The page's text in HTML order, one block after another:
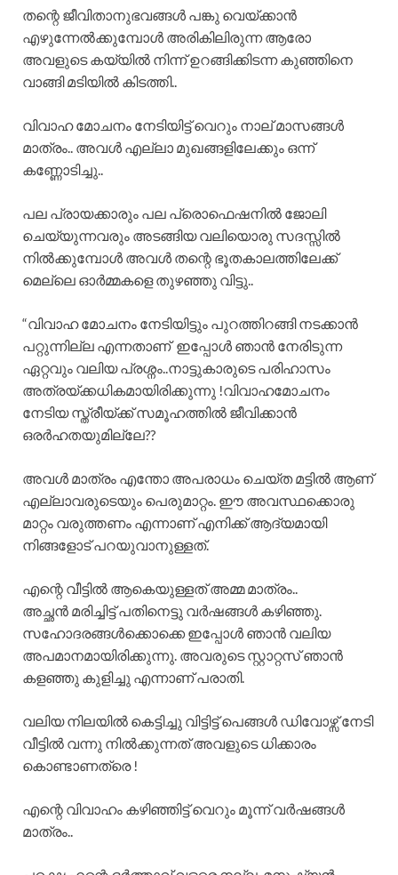
തന്റെ ജീവിതാനുഭവങ്ങൾ പങ്കു വെയ്ക്കാൻ
എഴുന്നേൽക്കുമ്പോൾ അരികിലിരുന്ന ആരോ
അവളുടെ കയ്യിൽ നിന്ന് ഉറങ്ങിക്കിടന്ന കുഞ്ഞിനെ
വാങ്ങി മടിയിൽ കിടത്തി..
വിവാഹ മോചനം നേടിയിട്ട് വെറും നാല് മാസങ്ങൾ
മാത്രം.. അവൾ എല്ലാ മുഖങ്ങളിലേക്കും ഒന്ന്
കണ്ണോടിച്ചു..
പല പ്രായക്കാരും പല പ്രൊഫെഷനിൽ ജോലി
ചെയ്യുന്നവരും അടങ്ങിയ വലിയൊരു സദസ്സിൽ
നിൽക്കുമ്പോൾ അവൾ തന്റെ ഭൂതകാലത്തിലേക്ക്
മെല്ലെ ഓർമ്മകളെ തുഴഞ്ഞു വിട്ടു..
“വിവാഹ മോചനം നേടിയിട്ടും പുറത്തിറങ്ങി നടക്കാൻ
പറ്റുന്നില്ല എന്നതാണ് ഇപ്പോൾ ഞാൻ നേരിടുന്ന
ഏറ്റവും വലിയ പ്രശ്നം..നാട്ടുകാരുടെ പരിഹാസം
അത്രയ്ക്കധികമായിരിക്കുന്നു !വിവാഹമോചനം
നേടിയ സ്ത്രീയ്ക്ക് സമൂഹത്തിൽ ജീവിക്കാൻ
ഒരർഹതയുമില്ലേ??
അവൾ മാത്രം എന്തോ അപരാധം ചെയ്ത മട്ടിൽ ആണ്
എല്ലാവരുടെയും പെരുമാറ്റം. ഈ അവസ്ഥക്കൊരു
മാറ്റം വരുത്തണം എന്നാണ് എനിക്ക് ആദ്യമായി
നിങ്ങളോട് പറയുവാനുള്ളത്.
എന്റെ വീട്ടിൽ ആകെയുള്ളത് അമ്മ മാത്രം..
അച്ഛൻ മരിച്ചിട്ട് പതിനെട്ടു വർഷങ്ങൾ കഴിഞ്ഞു.
സഹോദരങ്ങൾക്കൊക്കെ ഇപ്പോൾ ഞാൻ വലിയ
അപമാനമായിരിക്കുന്നു. അവരുടെ സ്റ്റാറ്റസ് ഞാൻ
കളഞ്ഞു കുളിച്ചു എന്നാണ് പരാതി.
വലിയ നിലയിൽ കെട്ടിച്ചു വിട്ടിട്ട് പെങ്ങൾ ഡിവോഴ്സ് നേടി
വീട്ടിൽ വന്നു നിൽക്കുന്നത് അവളുടെ ധിക്കാരം
കൊണ്ടാണത്രെ !
എന്റെ വിവാഹം കഴിഞ്ഞിട്ട് വെറും മൂന്ന് വർഷങ്ങൾ
മാത്രം..